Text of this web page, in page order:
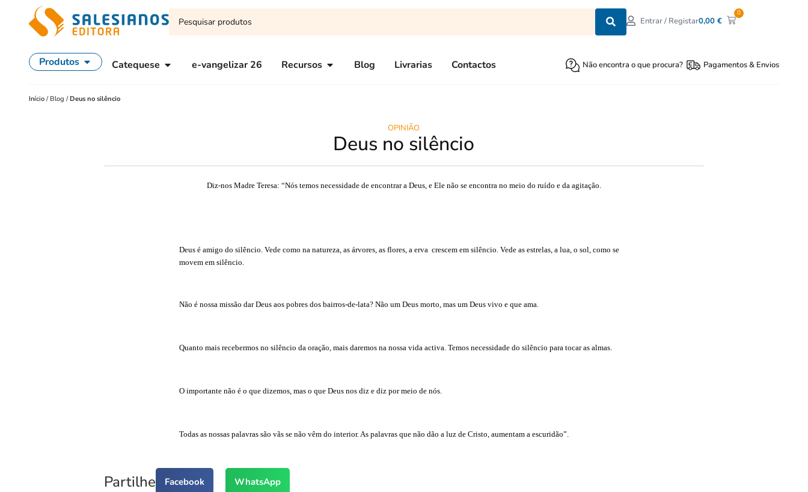
Entrar / Registar0,00€
0
Produtos Catequese e-vangelizar 26 Recursos Blog Livrarias Contactos Não encontra o que procura? Pagamentos & Envios
Início / Blog /Deus no silêncio
OPINIÃO
Deus no silêncio
Diz-nos Madre Teresa: “Nós temos necessidade de encontrar a Deus, e Ele não se encontra no meio do ruído e da agitação.
Deus é amigo do silêncio. Vede como na natureza, as árvores, as flores, a erva crescem em silêncio. Vede as estrelas, a lua, o sol, como se
movem em silêncio.
Não é nossa missão dar Deus aos pobres dos bairros-de-lata? Não um Deus morto, mas um Deus vivo e que ama.
Quanto mais recebermos no silêncio da oração, mais daremos na nossa vida activa. Temos necessidade do silêncio para tocar as almas.
O importante não é o que dizemos, mas o que Deus nos diz e diz por meio de nós.
Todas as nossas palavras são vãs se não vêm do interior. As palavras que não dão a luz de Cristo, aumentam a escuridão”.
Partilhe Facebook WhatsApp